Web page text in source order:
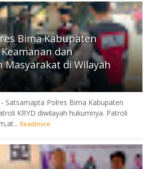
Bima Kabupaten
dan
Masyarakat di Wilayah
Satsamapta Polres Bima Kabupaten
KRYD diwilayah hukumnya. Patroli
Readmore